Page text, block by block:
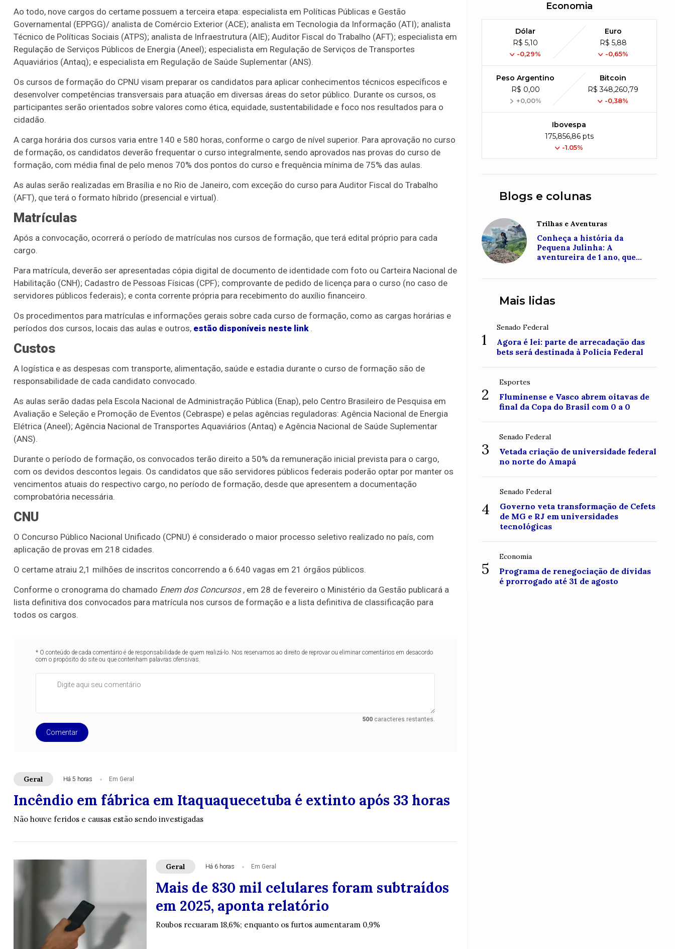
Ao todo, nove cargos do certame possuem a terceira etapa: especialista em Políticas Públicas e Gestão
Governamental (EPPGG)/ analista de Comércio Exterior (ACE); analista em Tecnologia da Informação (ATI); analista
Técnico de Políticas Sociais (ATPS); analista de Infraestrutura (AIE); Auditor Fiscal do Trabalho (AFT); especialista em
Regulação de Serviços Públicos de Energia (Aneel); especialista em Regulação de Serviços de Transportes
Aquaviários (Antaq); e especialista em Regulação de Saúde Suplementar (ANS).
Os cursos de formação do CPNU visam preparar os candidatos para aplicar conhecimentos técnicos específicos e
desenvolver competências transversais para atuação em diversas áreas do setor público. Durante os cursos, os
participantes serão orientados sobre valores como ética, equidade, sustentabilidade e foco nos resultados para o
cidadão.
A carga horária dos cursos varia entre 140 e 580 horas, conforme o cargo de nível superior. Para aprovação no curso
de formação, os candidatos deverão frequentar o curso integralmente, sendo aprovados nas provas do curso de
formação, com média final de pelo menos 70% dos pontos do curso e frequência mínima de 75% das aulas.
As aulas serão realizadas em Brasília e no Rio de Janeiro, com exceção do curso para Auditor Fiscal do Trabalho
(AFT), que terá o formato híbrido (presencial e virtual).
Matrículas
Após a convocação, ocorrerá o período de matrículas nos cursos de formação, que terá edital próprio para cada
cargo.
Para matrícula, deverão ser apresentadas cópia digital de documento de identidade com foto ou Carteira Nacional de
Habilitação (CNH); Cadastro de Pessoas Físicas (CPF); comprovante de pedido de licença para o curso (no caso de
servidores públicos federais); e conta corrente própria para recebimento do auxílio financeiro.
Os procedimentos para matrículas e informações gerais sobre cada curso de formação, como as cargas horárias e
períodos dos cursos, locais das aulas e outros, estão disponíveis neste link.
Custos
A logística e as despesas com transporte, alimentação, saúde e estadia durante o curso de formação são de
responsabilidade de cada candidato convocado.
As aulas serão dadas pela Escola Nacional de Administração Pública (Enap), pelo Centro Brasileiro de Pesquisa em
Avaliação e Seleção e Promoção de Eventos (Cebraspe) e pelas agências reguladoras: Agência Nacional de Energia
Elétrica (Aneel); Agência Nacional de Transportes Aquaviários (Antaq) e Agência Nacional de Saúde Suplementar
(ANS).
Durante o período de formação, os convocados terão direito a 50% da remuneração inicial prevista para o cargo,
com os devidos descontos legais. Os candidatos que são servidores públicos federais poderão optar por manter os
vencimentos atuais do respectivo cargo, no período de formação, desde que apresentem a documentação
comprobatória necessária.
CNU
O Concurso Público Nacional Unificado (CPNU) é considerado o maior processo seletivo realizado no país, com
aplicação de provas em 218 cidades.
O certame atraiu 2,1 milhões de inscritos concorrendo a 6.640 vagas em 21 órgãos públicos.
Conforme o cronograma do chamado Enem dos Concursos, em 28 de fevereiro o Ministério da Gestão publicará a
lista definitiva dos convocados para matrícula nos cursos de formação e a lista definitiva de classificação para
todos os cargos.
* O conteúdo de cada comentário é de responsabilidade de quem realizá-lo. Nos reservamos ao direito de reprovar ou eliminar comentários em desacordo
com o propósito do site ou que contenham palavras ofensivas.
500caracteres restantes.
Comentar
Geral Há 5 horas Em Geral
Incêndio em fábrica em Itaquaquecetuba é extinto após 33 horas
Não houve feridos e causas estão sendo investigadas
Geral Há 6 horas Em Geral
Mais de 830 mil celulares foram subtraídos
em 2025, aponta relatório
Roubos recuaram 18,6%; enquanto os furtos aumentaram 0,9%
Economia
Dólar
R$ 5,10
-0,29%
Euro
R$ 5,88
-0,65%
Peso Argentino
R$ 0,00
+0,00%
Bitcoin
R$ 348,260,79
-0,38%
Ibovespa
175,856,86 pts
-1.05%
Blogs e colunas
Trilhas e Aventuras
Conheça a história da
Pequena Julinha: A
aventureira de 1 ano, que
Roraima
Mais lidas
1
Senado Federal
Agora é lei: parte de arrecadação das
bets será destinada à Polícia Federal
2
Esportes
Fluminense e Vasco abrem oitavas de
final da Copa do Brasil com 0 a 0
3
Senado Federal
Vetada criação de universidade federal
no norte do Amapá
4
Senado Federal
Governo veta transformação de Cefets
de MG e RJ em universidades
tecnológicas
5
Economia
Programa de renegociação de dívidas
é prorrogado até 31 de agosto